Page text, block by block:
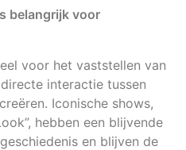
belangrijk voor
voor het vaststellen van
interactie tussen
Iconische shows,
hebben een blijvende
en blijven de